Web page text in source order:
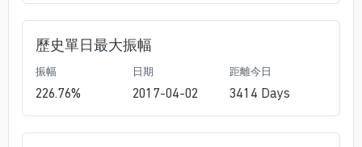
歷史單日最大振幅
振幅
226.76%
日期
2017-04-02
距離今日
3414 Days